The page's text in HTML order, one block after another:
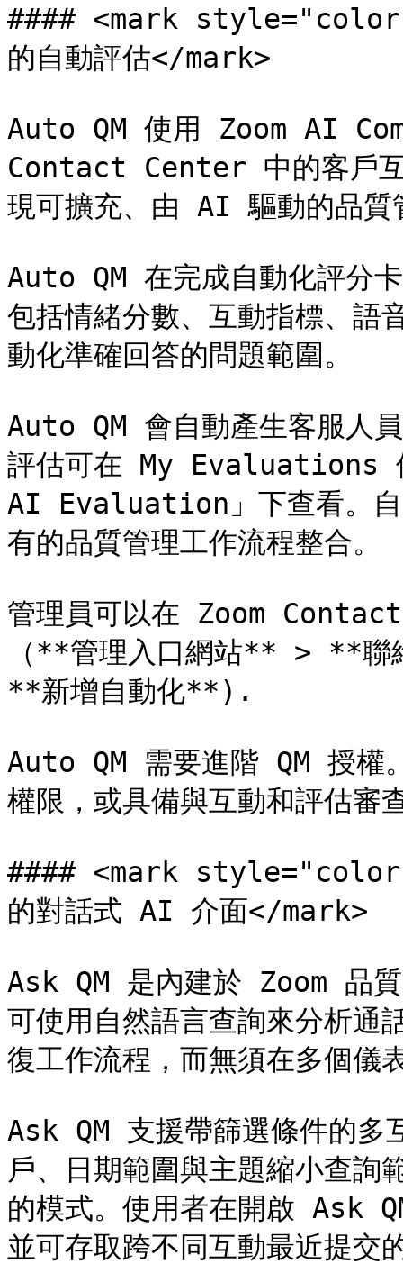
#### <mark
的自動評估</mark>
Auto QM 使用 Zoom AI
Contact Center 中的客戶互
現可擴充、由 AI 驅動的品質
Auto QM 在完成自動化評分
包括情緒分數、互動指標、語
動化準確回答的問題範圍。
Auto QM 會自動產生客服人
評估可在 My Evaluations
AI Evaluation」下查看。自
有的品質管理工作流程整合。
管理員可以在 Zoom
（**管理入口網站** > **
**新增自動化**).
Auto QM 需要進階 QM 授權
權限，或具備與互動和評估審
#### <mark style="color:
的對話式 AI 介面</mark>
Ask QM 是內建於 Zoom 品
可使用自然語言查詢來分析通
復工作流程，而無須在多個儀
Ask QM 支援帶篩選條件的多
戶、日期範圍與主題縮小查
的模式。使用者在開啟 Ask
並可存取跨不同互動最近提交